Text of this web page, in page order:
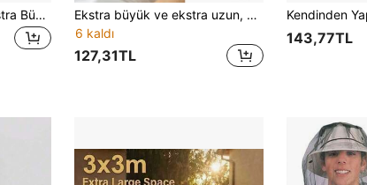
Yüz Korumalı 2 Adet Ekstra Büyük Boy Sivrisinek Ağı - Ağır Hizmet Tipi Böcek Kovucu, Şapka/Baş Uyumlu, Balıkçılık İçin Harika, Siyah, Dayanıklı Kumaş, İnce File Tasarımı Maksimum Hava Akışı Sağlar - Böcek ve Sivrisineklere Karşı Korur, Çoğu Şapkaya Uygun, Kolay Temizlenir
Ekstra büyük ve ekstra uzun, yüksek kaliteli sineklik, küçük sivrisinekleri ve böcekleri etkili bir şekilde engellemek için ultra ince ağ tasarımına sahiptir ve koruyucu yüz maskesiyle birlikte gelir. Bu yumuşak ve dayanıklı sineklik, özellikle küçük sivrisineklerden korunmak için tasarlanmıştır.
6 kaldı
127,31TL
143,77TL